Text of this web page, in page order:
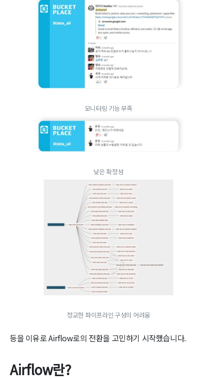
모니터링 기능 부족
낮은 확정성
정교한 파이프라인 구성의 어려움
등을 이유로 Airflow로의 전환을 고민하기 시작했습니다.
Airflow란?